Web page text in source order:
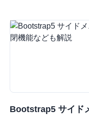
Bootstrap5 サイド